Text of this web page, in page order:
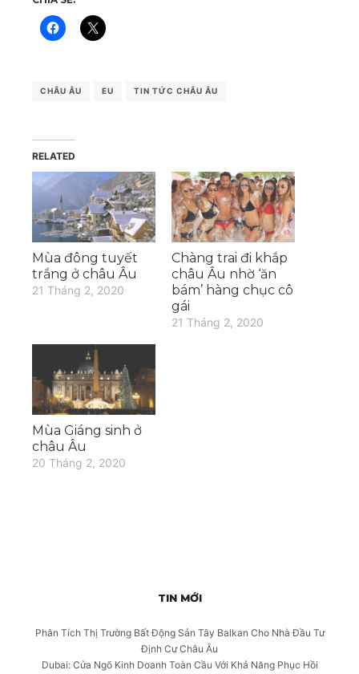
CHÂU ÂU EU TIN TỨC CHÂU ÂU
RELATED
Mùa đông tuyết
trắng ở châu Âu
21 Tháng 2, 2020
Chàng trai đi khắp
châu Âu nhờ ‘ăn
bám’ hàng chục cô
gái
21 Tháng 2, 2020
Mùa Giáng sinh ở
châu Âu
20 Tháng 2, 2020
TIN MỚI
Phân Tích Thị Trường Bất Động Sản Tây Balkan Cho Nhà Đầu Tư
Định Cư Châu Âu
Dubai: Cửa Ngõ Kinh Doanh Toàn Cầu Với Khả Năng Phục Hồi